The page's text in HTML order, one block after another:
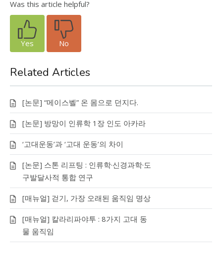
Was this article helpful?
Yes No
Related Articles
[논문] “메이스벨” 온 몸으로 던지다.
[논문] 방망이 인류학 1장 인도 아카라
‘고대운동’과 ‘고대 운동’의 차이
[논문] 스톤 리프팅 : 인류학·신경과학·도
구발달사적 통합 연구
[매뉴얼] 걷기, 가장 오래된 움직임 명상
[매뉴얼] 칼라리파야투 : 8가지 고대 동
물 움직임